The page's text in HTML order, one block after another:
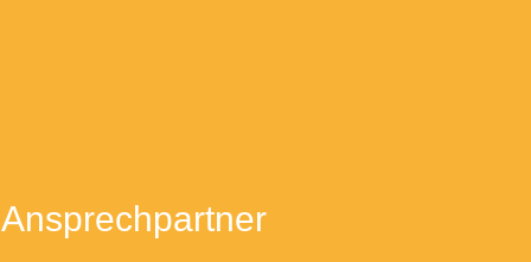
Ansprechpartner